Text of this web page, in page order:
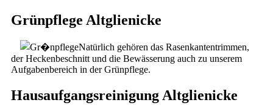
Grünpflege Altglienicke
Natürlich gehören das Rasenkantentrimmen,
der Heckenbeschnitt und die Bewässerung auch zu unserem
Aufgabenbereich in der Grünpflege.
Hausaufgangsreinigung Altglienicke